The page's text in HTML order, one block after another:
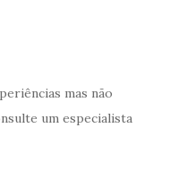
mas não
um especialista